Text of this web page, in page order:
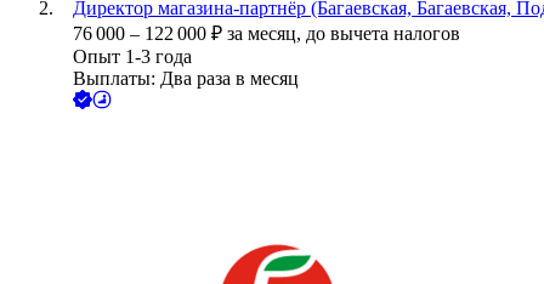
Директор магазина-партнёр (Багаевская, Багаевская,
76 000 – 122 000 ₽ за месяц, до вычета налогов
Опыт 1-3 года
Выплаты: Два раза в месяц